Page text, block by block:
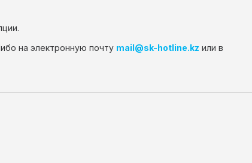
на электронную почту mail@sk-hotline.kz или в